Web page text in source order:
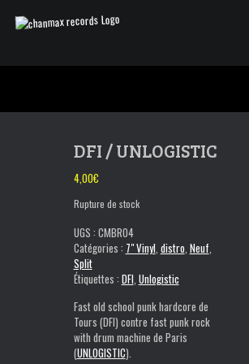
DFI / UNLOGISTIC
4,00€
Rupture de stock
UGS : CMBR04
Catégories : 7" Vinyl distro Neuf
Split
Étiquettes : DFI Unlogistic
Fast old school punk hardcore de
Tours (DFI) contre fast punk rock
with drum machine de Paris
(UNLOGISTIC).